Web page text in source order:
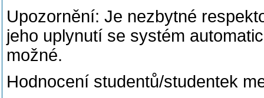
Upozornění: Je nezbytné
jeho uplynutí se systém
možné.
Hodnocení studentů/studentek